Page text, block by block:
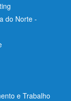
do Norte -
e Trabalho